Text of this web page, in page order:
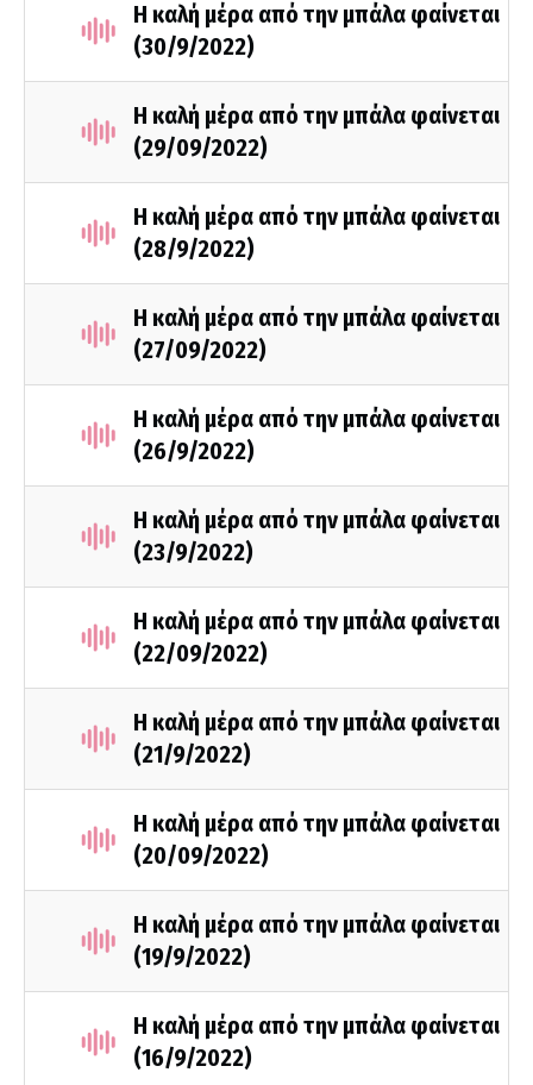
Η καλή μέρα από την μπάλα φαίνεται
(30/9/2022)
Η καλή μέρα από την μπάλα φαίνεται
(29/09/2022)
Η καλή μέρα από την μπάλα φαίνεται
(28/9/2022)
Η καλή μέρα από την μπάλα φαίνεται
(27/09/2022)
Η καλή μέρα από την μπάλα φαίνεται
(26/9/2022)
Η καλή μέρα από την μπάλα φαίνεται
(23/9/2022)
Η καλή μέρα από την μπάλα φαίνεται
(22/09/2022)
Η καλή μέρα από την μπάλα φαίνεται
(21/9/2022)
Η καλή μέρα από την μπάλα φαίνεται
(20/09/2022)
Η καλή μέρα από την μπάλα φαίνεται
(19/9/2022)
Η καλή μέρα από την μπάλα φαίνεται
(16/9/2022)